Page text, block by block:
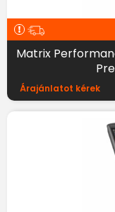
Matrix Performance professzionális szobakerékpár
Árajánlatot kérek